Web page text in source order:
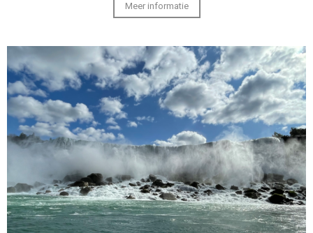
Meer informatie